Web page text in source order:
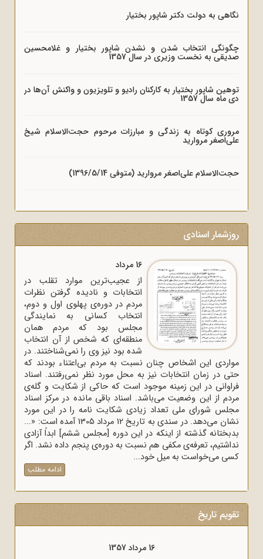
نگاهی به دولت دکتر شاپور بختیار
چگونگی انتخاب شدن و نشدن شاپور بختیار و غلامحسین
صدیقی به نخست وزیری در سال 1357
توهین شاپور بختیار به کارکنان رادیو و تلویزیون و واکنش آن‌ها در
دی ماه سال 1357
مروری کوتاه به زندگی و مبارزات مرحوم حجت‌الاسلام شیخ
علی‌اصغر مروارید
حجت‌الاسلام علی‌اصغر مروارید (متوفی 1396/5/14)
روزشمار اسنادی
16 مرداد
از عجیب‌ترین موارد تقلب در
انتخابات و نادیده گرفتن نظرات
مردم در دوره‌ی پهلوی اول و دوم،
انتخاب کسانی به نمایندگی
مجلس بود که مردم همان
منطقه‌ای که شخص از آن انتخاب
شده بود نیز وی را نمی‌شناختند. در
مواردی این اشخاص چنان نسبت به مردم بی‌اعتناء بودند که
حتی در زمان انتخابات نیز به محل مورد نظر نمی‌رفتند. اسناد
فراوانی در این زمینه موجود است که حاکی از شکایت و گله‌ی
مردم از این وضعیت می‌باشد. اسناد باقی مانده در مرکز اسناد
مجلس شورای ملی تعداد زیادی شکایت نامه را در این مورد
نشان می‌دهد. در سندی به تاریخ 12 مرداد 1305 آمده است: «...
بدبختانه گذشته از اینکه در این دوره [مجلس ششم] ابداً آزادی
نداشتیم، تعرفه‌ی مکفی هم نسبت به دوره‌ی پنجم داده نشد. اگر
کسی می‌خواست به میل خود...
ادامه مطلب
تقویم تاریخ
16 مرداد 1357